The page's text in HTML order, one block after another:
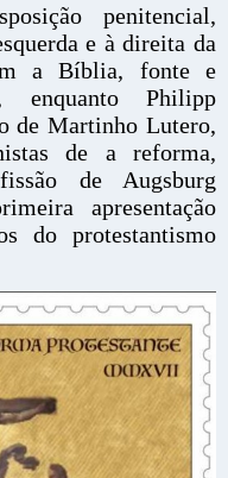
penitencial,
e à direita da
a Bíblia, fonte e
enquanto Philipp
de Martinho Lutero,
de a reforma,
de Augsburg
apresentação
do protestantismo